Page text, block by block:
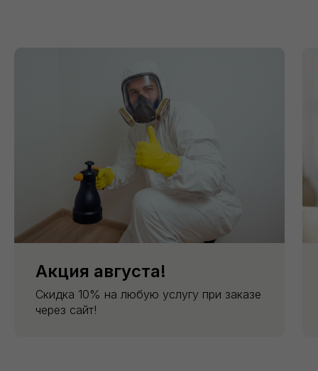
Акция августа!
Скидка 10% на любую услугу при заказе
через сайт!